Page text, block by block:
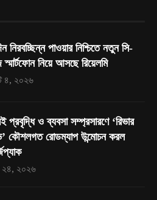
নিরবচ্ছিন্ন পাওয়ার নিশ্চিতে নতুন সি-
স্মার্টফোন নিয়ে আসছে রিয়েলমি
৪, ২০২৬
প্রবৃদ্ধি ও ব্যবসা সম্প্রসারণে ‘রিভার
কৌশলগত রোডম্যাপ উন্মোচন করল
২৪, ২০২৬